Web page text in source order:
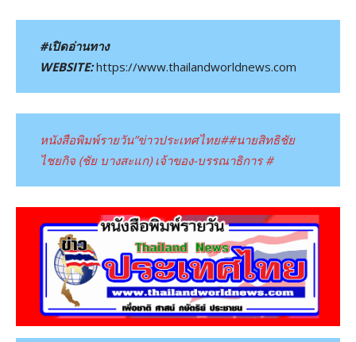
#เปิดอ่านทาง
WEBSITE:https://www.thailandworldnews.com
หนังสือพิมพ์รายวัน”ข่าวประเทศไทย##นายสิทธิชัย
ไชยกิจ (ชัย บางสะแก) เจ้าของ-บรรณาธิการ #